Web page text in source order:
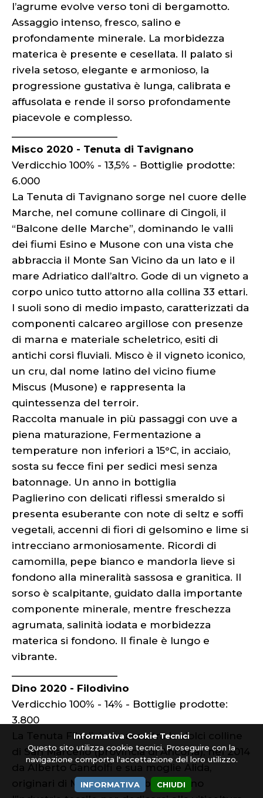
l’agrume evolve verso toni di bergamotto.
Assaggio intenso, fresco, salino e
profondamente minerale. La morbidezza
materica è presente e cesellata. Il palato si
rivela setoso, elegante e armonioso, la
progressione gustativa è lunga, calibrata e
affusolata e rende il sorso profondamente
piacevole e complesso.
____________________
Misco 2020 - Tenuta di Tavignano
Verdicchio 100% - 13,5% - Bottiglie prodotte:
6.000
La Tenuta di Tavignano sorge nel cuore delle
Marche, nel comune collinare di Cingoli, il
“Balcone delle Marche”, dominando le valli
dei fiumi Esino e Musone con una vista che
abbraccia il Monte San Vicino da un lato e il
mare Adriatico dall’altro. Gode di un vigneto a
corpo unico tutto attorno alla collina 33 ettari.
I suoli sono di medio impasto, caratterizzati da
componenti calcareo argillose con presenze
di marna e materiale scheletrico, esiti di
antichi corsi fluviali. Misco è il vigneto iconico,
un cru, dal nome latino del vicino fiume
Miscus (Musone) e rappresenta la
quintessenza del terroir.
Raccolta manuale in più passaggi con uve a
piena maturazione, Fermentazione a
temperature non inferiori a 15°C, in acciaio,
sosta su fecce fini per sedici mesi senza
batonnage. Un anno in bottiglia
Paglierino con delicati riflessi smeraldo si
presenta esuberante con note di seltz e soffi
vegetali, accenni di fiori di gelsomino e lime si
intrecciano armoniosamente. Ricordi di
camomilla, pepe bianco e mandorla lieve si
fondono alla mineralità sassosa e granitica. Il
sorso è scalpitante, guidato dalla importante
componente minerale, mentre freschezza
agrumata, salinità iodata e morbidezza
materica si fondono. Il finale è lungo e
vibrante.
____________________
Dino 2020 - Filodivino
Verdicchio 100% - 14% - Bottiglie prodotte:
3.800
La Tenuta Filodivino nasce tra le dolci colline
di San Marcello (provincia di Ancona), nel 2014
da Alberto Gandolfi e sua moglie Alida,
originari di Milano, che abbandonano
Informativa Cookie Tecnici
Questo sito utilizza cookie tecnici. Proseguire con la
navigazione comporta l'accettazione del loro utilizzo.
INFORMATIVA CHIUDI